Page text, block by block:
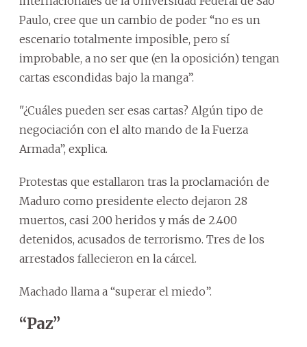
Paulo, cree que un cambio de poder “no es un
escenario totalmente imposible, pero sí
improbable, a no ser que (en la oposición) tengan
cartas escondidas bajo la manga”.
"¿Cuáles pueden ser esas cartas? Algún tipo de
negociación con el alto mando de la Fuerza
Armada”, explica.
Protestas que estallaron tras la proclamación de
Maduro como presidente electo dejaron 28
muertos, casi 200 heridos y más de 2.400
detenidos, acusados de terrorismo. Tres de los
arrestados fallecieron en la cárcel.
Machado llama a “superar el miedo”.
“Paz”